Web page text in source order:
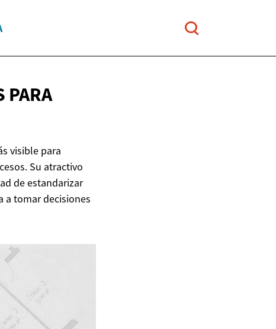
PARA
visible para
Su atractivo
de estandarizar
a tomar decisiones